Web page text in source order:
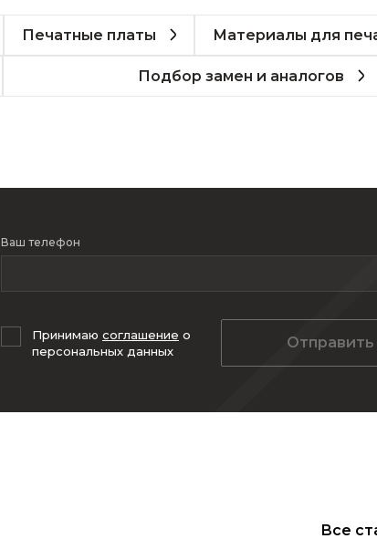
Печатные платы Материалы для
Подбор замен и аналогов
Ваш телефон
Принимаю соглашение о
персональных данных
Отправить
Все